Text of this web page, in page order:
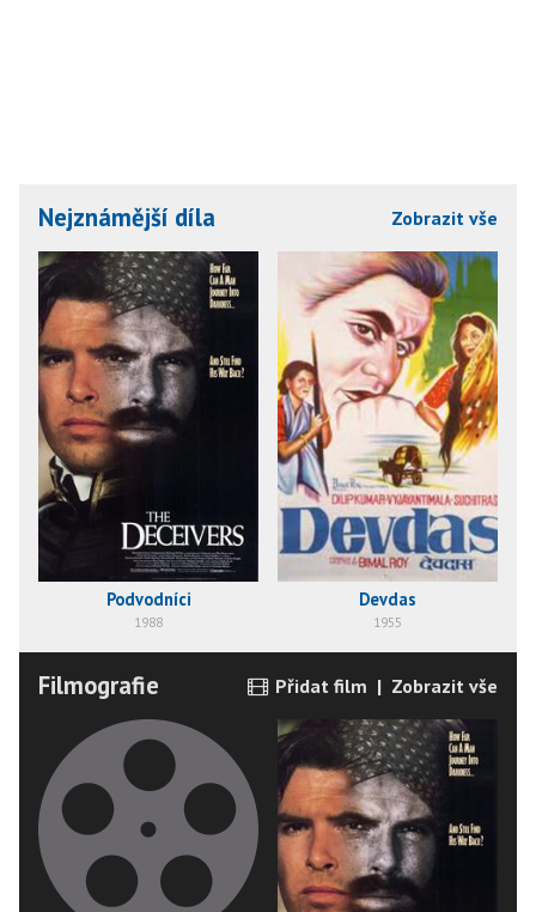
Nejznámější díla Zobrazit vše
Podvodníci
1988
Devdas
1955
Filmografie Přidat film | Zobrazit vše